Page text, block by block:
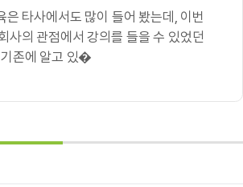
은 타사에서도 많이 들어 봤는데, 이번
사의 관점에서 강의를 들을 수 있었던
존에 알고 있�